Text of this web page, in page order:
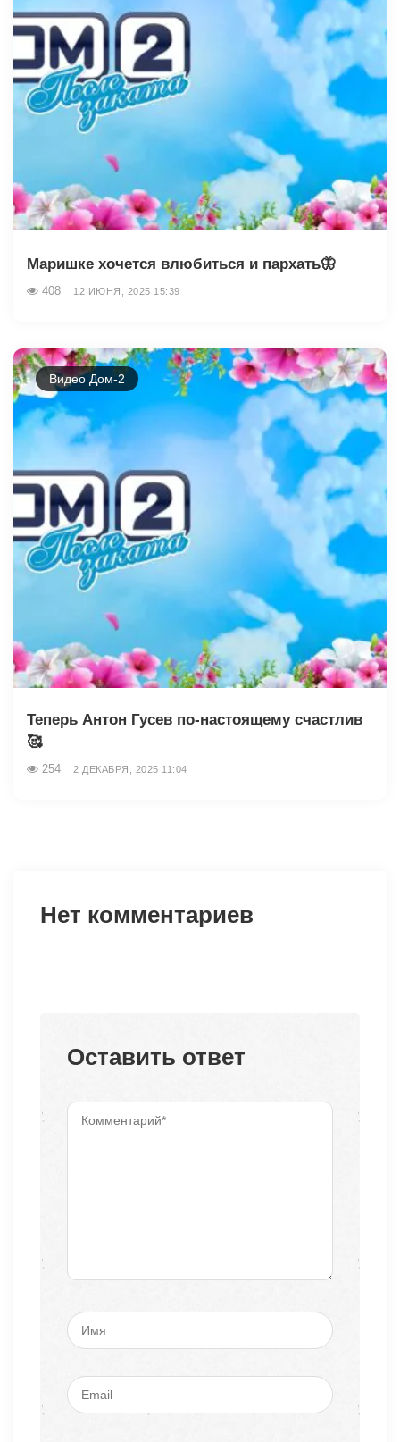
Маришке хочется влюбиться и пархать🦋
408 12 ИЮНЯ, 2025 15:39
Видео Дом-2
Теперь Антон Гусев по-настоящему счастлив
🥰
254 2 ДЕКАБРЯ, 2025 11:04
Нет комментариев
Оставить ответ